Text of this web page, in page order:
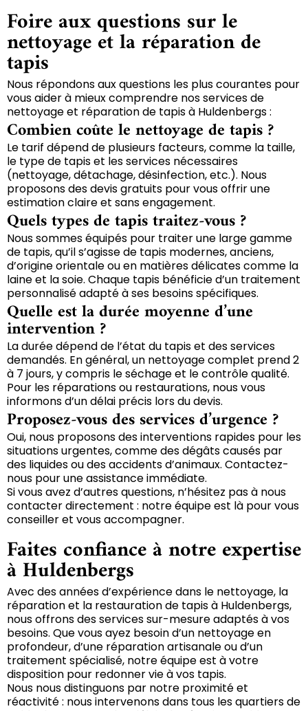
Foire aux questions sur le
nettoyage et la réparation de
tapis
Nous répondons aux questions les plus courantes pour
vous aider à mieux comprendre nos services de
nettoyage et réparation de tapis à Huldenbergs :
Combien coûte le nettoyage de tapis ?
Le tarif dépend de plusieurs facteurs, comme la taille,
le type de tapis et les services nécessaires
(nettoyage, détachage, désinfection, etc.). Nous
proposons des devis gratuits pour vous offrir une
estimation claire et sans engagement.
Quels types de tapis traitez-vous ?
Nous sommes équipés pour traiter une large gamme
de tapis, qu’il s’agisse de tapis modernes, anciens,
d’origine orientale ou en matières délicates comme la
laine et la soie. Chaque tapis bénéficie d’un traitement
personnalisé adapté à ses besoins spécifiques.
Quelle est la durée moyenne d’une
intervention ?
La durée dépend de l’état du tapis et des services
demandés. En général, un nettoyage complet prend 2
à 7 jours, y compris le séchage et le contrôle qualité.
Pour les réparations ou restaurations, nous vous
informons d’un délai précis lors du devis.
Proposez-vous des services d’urgence ?
Oui, nous proposons des interventions rapides pour les
situations urgentes, comme des dégâts causés par
des liquides ou des accidents d’animaux. Contactez-
nous pour une assistance immédiate.
Si vous avez d’autres questions, n’hésitez pas à nous
contacter directement : notre équipe est là pour vous
conseiller et vous accompagner.
Faites confiance à notre expertise
à Huldenbergs
Avec des années d’expérience dans le nettoyage, la
réparation et la restauration de tapis à Huldenbergs,
nous offrons des services sur-mesure adaptés à vos
besoins. Que vous ayez besoin d’un nettoyage en
profondeur, d’une réparation artisanale ou d’un
traitement spécialisé, notre équipe est à votre
disposition pour redonner vie à vos tapis.
Nous nous distinguons par notre proximité et
réactivité : nous intervenons dans tous les quartiers de